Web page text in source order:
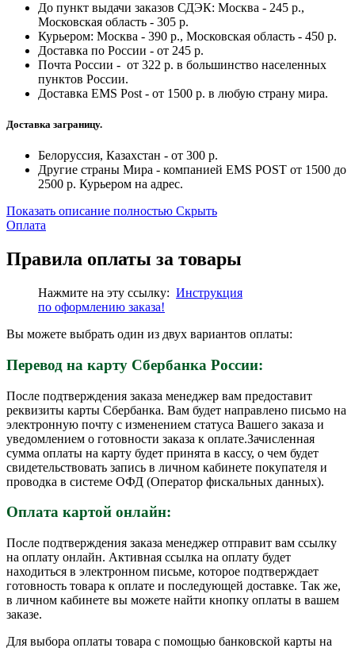
До пункт выдачи заказов СДЭК: Москва - 245 р.,
Московская область - 305 р.
Курьером: Москва - 390 р., Московская область - 450 р.
Доставка по России - от 245 р.
Почта России - от 322 р. в большинство населенных
пунктов России.
Доставка EMS Post - от 1500 р. в любую страну мира.
Доставка заграницу.
Белоруссия, Казахстан - от 300 р.
Другие страны Мира - компанией EMS POST от 1500 до
2500 р. Курьером на адрес.
Показать описание полностью Скрыть
Оплата
Правила оплаты за товары
Нажмите на эту ссылку: Инструкция
по оформлению заказа!
Вы можете выбрать один из двух вариантов оплаты:
Перевод на карту Сбербанка России:
После подтверждения заказа менеджер вам предоставит
реквизиты карты Сбербанка. Вам будет направлено письмо на
электронную почту с изменением статуса Вашего заказа и
уведомлением о готовности заказа к оплате.Зачисленная
сумма оплаты на карту будет принята в кассу, о чем будет
свидетельствовать запись в личном кабинете покупателя и
проводка в системе ОФД (Оператор фискальных данных).
Оплата картой онлайн:
После подтверждения заказа менеджер отправит вам ссылку
на оплату онлайн. Активная ссылка на оплату будет
находиться в электронном письме, которое подтверждает
готовность товара к оплате и последующей доставке. Так же,
в личном кабинете вы можете найти кнопку оплаты в вашем
заказе.
Для выбора оплаты товара с помощью банковской карты на